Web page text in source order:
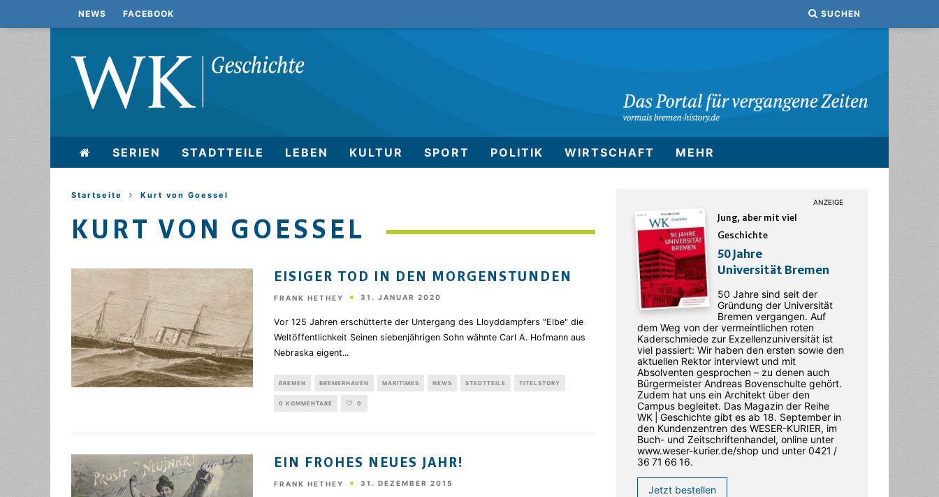
NEWS FACEBOOK SUCHEN
SERIEN STADTTEILE LEBEN KULTUR SPORT POLITIK WIRTSCHAFT MEHR
Startseite Kurt von Goessel
KURT VON GOESSEL
EISIGER TOD IN DEN MORGENSTUNDEN
FRANK HETHEY 31. JANUAR 2020
Vor 125 Jahren erschütterte der Untergang des Lloyddampfers "Elbe" die
Weltöffentlichkeit Seinen siebenjährigen Sohn wähnte Carl A. Hofmann aus
Nebraska eigent...
BREMEN BREMERHAVEN MARITIMES NEWS STADTTEILE TITELSTORY
0 KOMMENTARE 0
EIN FROHES NEUES JAHR!
FRANK HETHEY 31. DEZEMBER 2015
Jung, aber mit viel
Geschichte
50 Jahre
Universität Bremen
50 Jahre sind seit der
Gründung der Universität
Bremen vergangen. Auf
dem Weg von der vermeintlichen roten
Kaderschmiede zur Exzellenzuniversität ist
viel passiert: Wir haben den ersten sowie den
aktuellen Rektor interviewt und mit
Absolventen gesprochen – zu denen auch
Bürgermeister Andreas Bovenschulte gehört.
Zudem hat uns ein Architekt über den
Campus begleitet. Das Magazin der Reihe
WK | Geschichte gibt es ab 18. September in
den ­Kundenzentren des WESER-­KURIER, im
Buch- und Zeitschriftenhandel, online unter
www.weser-kurier.de/shop und unter 0421 /
36 71 66 16.
Jetzt bestellen